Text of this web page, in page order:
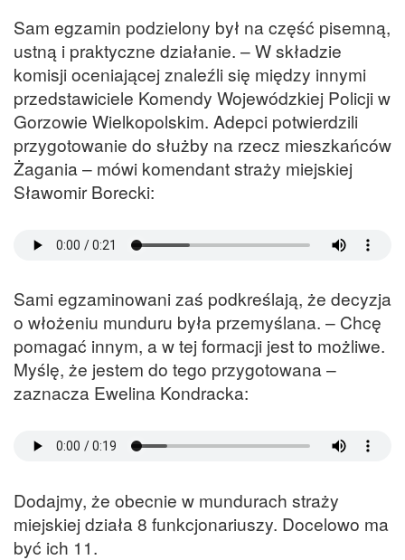
Sam egzamin podzielony był na część pisemną,
ustną i praktyczne działanie. – W składzie
komisji oceniającej znaleźli się między innymi
przedstawiciele Komendy Wojewódzkiej Policji w
Gorzowie Wielkopolskim. Adepci potwierdzili
przygotowanie do służby na rzecz mieszkańców
Żagania – mówi komendant straży miejskiej
Sławomir Borecki:
Sami egzaminowani zaś podkreślają, że decyzja
o włożeniu munduru była przemyślana. – Chcę
pomagać innym, a w tej formacji jest to możliwe.
Myślę, że jestem do tego przygotowana –
zaznacza Ewelina Kondracka:
Dodajmy, że obecnie w mundurach straży
miejskiej działa 8 funkcjonariuszy. Docelowo ma
być ich 11.